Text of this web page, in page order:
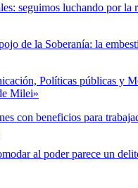
seguimos luchando por la
de la Soberanía: la
Políticas públicas y
Milei»
con beneficios para
al poder parece un